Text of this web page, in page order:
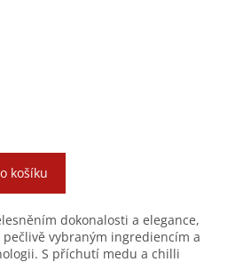
košíku
dokonalosti a elegance,
vybraným ingrediencím a
S příchutí medu a chilli